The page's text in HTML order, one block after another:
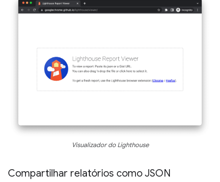
Visualizador do Lighthouse
Compartilhar relatórios como JSON